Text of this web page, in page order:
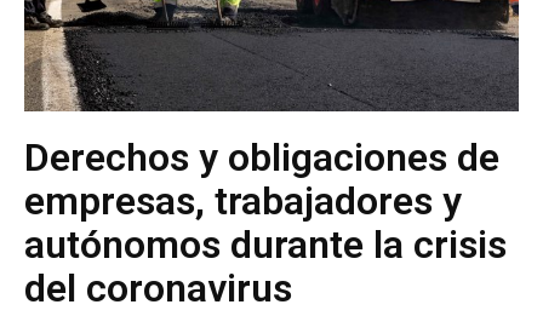
Derechos y obligaciones de
empresas, trabajadores y
autónomos durante la crisis
del coronavirus